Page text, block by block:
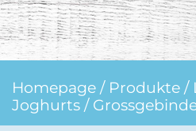
Homepage / Produkte /
Joghurts /